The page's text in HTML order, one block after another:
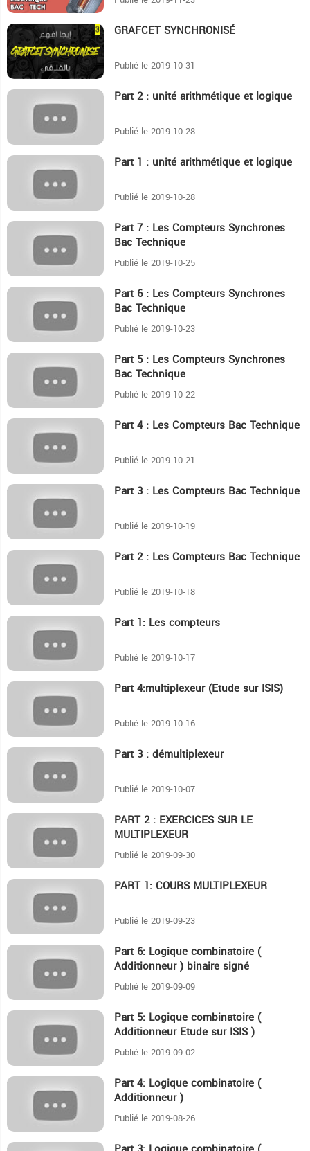
10:4 GRAFCET SYNCHRONISÉ
Publié le 2019-10-31
Part 2 : unité arithmétique et logique
Publié le 2019-10-28
Part 1 : unité arithmétique et logique
Publié le 2019-10-28
Part 7 : Les Compteurs Synchrones
Bac Technique
Publié le 2019-10-25
Part 6 : Les Compteurs Synchrones
Bac Technique
Publié le 2019-10-23
Part 5 : Les Compteurs Synchrones
Bac Technique
Publié le 2019-10-22
Part 4 : Les Compteurs Bac Technique
Publié le 2019-10-21
Part 3 : Les Compteurs Bac Technique
Publié le 2019-10-19
Part 2 : Les Compteurs Bac Technique
Publié le 2019-10-18
Part 1: Les compteurs
Publié le 2019-10-17
Part 4:multiplexeur (Etude sur ISIS)
Publié le 2019-10-16
Part 3 : démultiplexeur
Publié le 2019-10-07
PART 2 : EXERCICES SUR LE
MULTIPLEXEUR
Publié le 2019-09-30
PART 1: COURS MULTIPLEXEUR
Publié le 2019-09-23
Part 6: Logique combinatoire (
Additionneur ) binaire signé
Publié le 2019-09-09
Part 5: Logique combinatoire (
Additionneur Etude sur ISIS )
Publié le 2019-09-02
Part 4: Logique combinatoire (
Additionneur )
Publié le 2019-08-26